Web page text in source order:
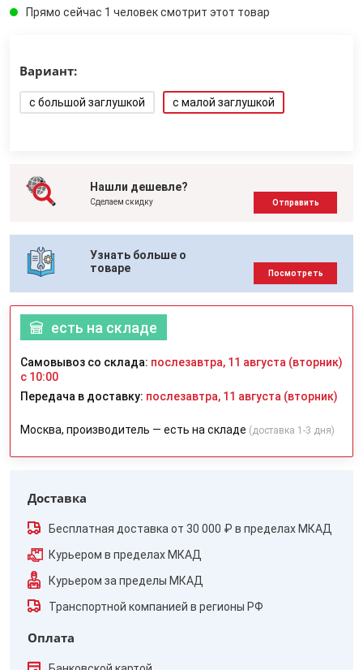
Прямо сейчас 1 человек смотрит этот товар
Вариант:
с большой заглушкой с малой заглушкой
Нашли дешевле?
Сделаем скидку Отправить
Узнать больше о
товаре
Посмотреть
есть на складе
Самовывоз со склада: послезавтра, 11 августа (вторник)
с 10:00
Передача в доставку: послезавтра, 11 августа (вторник)
Москва, производитель — есть на складе (доставка 1-3 дня)
Доставка
Бесплатная доставка от 30 000 ₽ в пределах МКАД
Курьером в пределах МКАД
Курьером за пределы МКАД
Транспортной компанией в регионы РФ
Оплата